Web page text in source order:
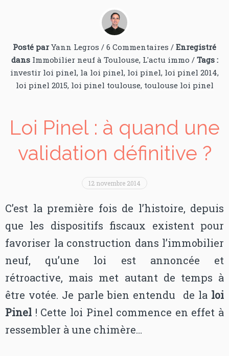
Posté par Yann Legros / 6 Commentaires / Enregistré
dans Immobilier neuf à Toulouse, L'actu immo / Tags :
investir loi pinel, la loi pinel, loi pinel, loi pinel 2014,
loi pinel 2015, loi pinel toulouse, toulouse loi pinel
Loi Pinel : à quand une
validation définitive ?
12 novembre 2014
C’est la première fois de l’histoire, depuis
que les dispositifs fiscaux existent pour
favoriser la construction dans l’immobilier
neuf, qu’une loi est annoncée et
rétroactive, mais met autant de temps à
être votée. Je parle bien entendu de la loi
Pinel ! Cette loi Pinel commence en effet à
ressembler à une chimère…